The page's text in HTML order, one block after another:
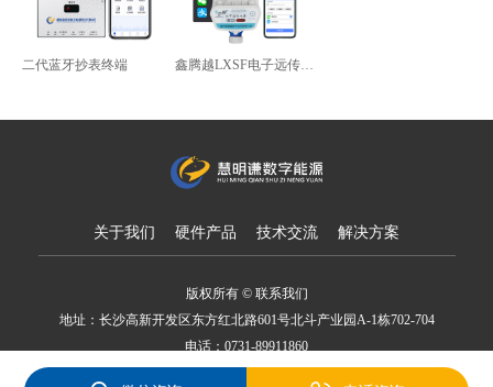
二代蓝牙抄表终端 鑫腾越LXSF电子远传智能水表
关于我们 硬件产品 技术交流 解决方案
版权所有 © 联系我们
地址：长沙高新开发区东方红北路601号北斗产业园A-1栋702-704
电话：0731-89911860
备案号：湘ICP备18007650号